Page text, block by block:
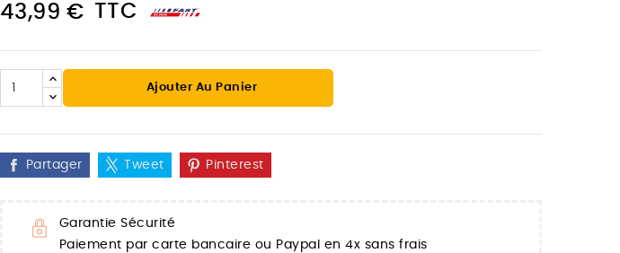
43,99 € TTC
Ajouter Au Panier
Partager Tweet Pinterest
Garantie Sécurité
Paiement par carte bancaire ou Paypal en 4x sans frais